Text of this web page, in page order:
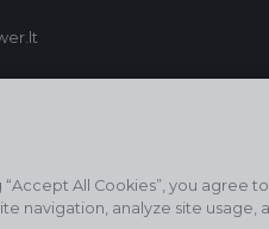
“Accept All Cookies”, you agree
navigation, analyze site usage,